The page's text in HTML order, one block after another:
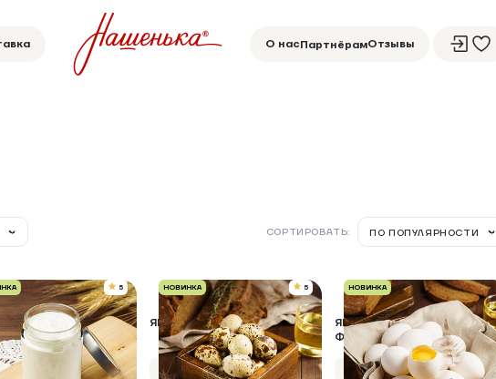
О насПартнёрамОтзывы
СОРТИРОВАТЬ: ПО ПОПУЛЯРНОСТИ
5
ГРЕЧЕСКИЙ
250 г
НОВИНКА 5
ЯЙЦО ПЕРЕПЕЛИНОЕ 20 ШТ
Упаковка 20 шт
НОВИНКА
ЯЙЦО КУРИНОЕ
ФЕРМЕРСКОЕ 10 ШТ, ШПОН
Упаковка 10 шт